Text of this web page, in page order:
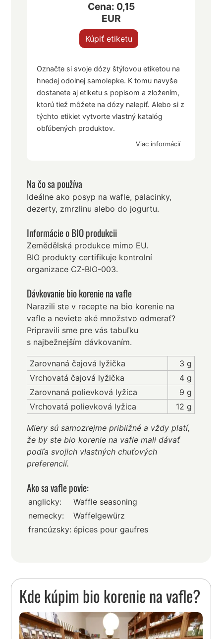
Cena: 0,15
EUR
Kúpiť etiketu
Označte si svoje dózy štýlovou etiketou na
hnedej odolnej samolepke. K tomu navyše
dostanete aj etiketu s popisom a zložením,
ktorú tiež môžete na dózy nalepiť. Alebo si z
týchto etikiet vytvorte vlastný katalóg
obľúbených produktov.
Viac informácií
Na čo sa používa
Ideálne ako posyp na wafle, palacinky,
dezerty, zmrzlinu alebo do jogurtu.
Informácie o BIO produkcii
Zemědělská produkce mimo EU.
BIO produkty certifikuje kontrolní
organizace CZ-BIO-003.
Dávkovanie bio korenie na vafle
Narazili ste v recepte na bio korenie na
vafle a neviete aké množstvo odmerať?
Pripravili sme pre vás tabuľku
s najbežnejším dávkovaním.
Zarovnaná čajová lyžička
3 g
Vrchovatá čajová lyžička
4 g
Zarovnaná polievková lyžica
9 g
Vrchovatá polievková lyžica
12 g
Miery sú samozrejme približné a vždy platí,
že by ste bio korenie na vafle mali dávať
podľa svojich vlastných chuťových
preferencií.
Ako sa vafle povie:
anglicky:
Waffle seasoning
nemecky:
Waffelgewürz
francúzsky: épices pour gaufres
Kde kúpim bio korenie na vafle?